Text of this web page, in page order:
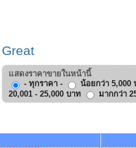
Great
แสดงราคาขายในหน้านี้
- ทุกราคา -
น้อยกว่า 5,000
20,001 - 25,000 บาท
มากกว่า